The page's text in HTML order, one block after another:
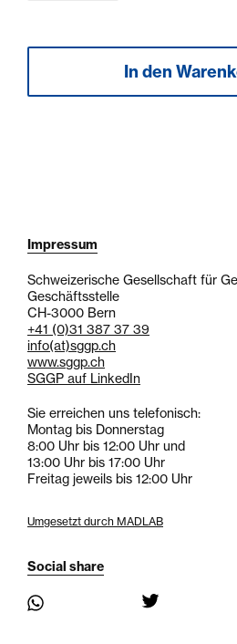
Impressum
Schweizerische Gesellschaft für
Geschäftsstelle
CH-3000 Bern
+41 (0)31 387 37 39
info(at)sggp.ch
www.sggp.ch
SGGP auf LinkedIn
Sie erreichen uns telefonisch:
Montag bis Donnerstag
8:00 Uhr bis 12:00 Uhr und
13:00 Uhr bis 17:00 Uhr
Freitag jeweils bis 12:00 Uhr
Umgesetzt durch MADLAB
Social share